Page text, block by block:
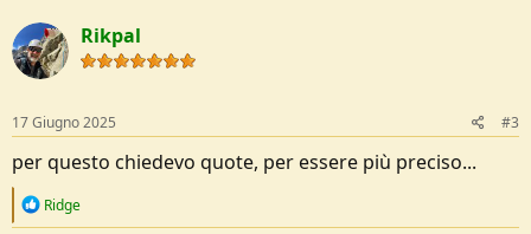
Rikpal
17 Giugno 2025 #3
per questo chiedevo quote, per essere più preciso...
R
Ridge